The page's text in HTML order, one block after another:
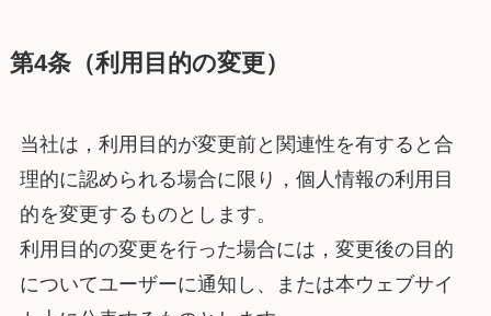
第4条（利用目的の変更）
当社は，利用目的が変更前と関連性を有すると合
理的に認められる場合に限り，個人情報の利用目
的を変更するものとします。
利用目的の変更を行った場合には，変更後の目的
についてユーザーに通知し、または本ウェブサイ